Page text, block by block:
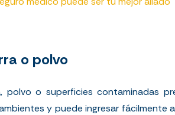
o polvo
polvo o superficies contaminadas
y puede ingresar fácilmente